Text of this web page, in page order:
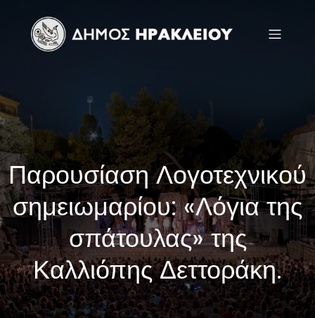
Παρουσίαση Λογοτεχνικού
σημειωμαρίου: «Λόγια της
σπάτουλας» της
Καλλιόπης Δεττοράκη.